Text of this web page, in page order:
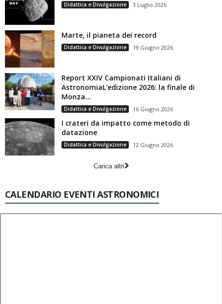
Didattica e Divulgazione 3 Luglio 2026
Marte, il pianeta dei record
Didattica e Divulgazione 19 Giugno 2026
Report XXIV Campionati Italiani di
AstronomiaL'edizione 2026: la finale di
Monza...
Didattica e Divulgazione 16 Giugno 2026
I crateri da impatto come metodo di
datazione
Didattica e Divulgazione 12 Giugno 2026
Carica altri
CALENDARIO EVENTI ASTRONOMICI